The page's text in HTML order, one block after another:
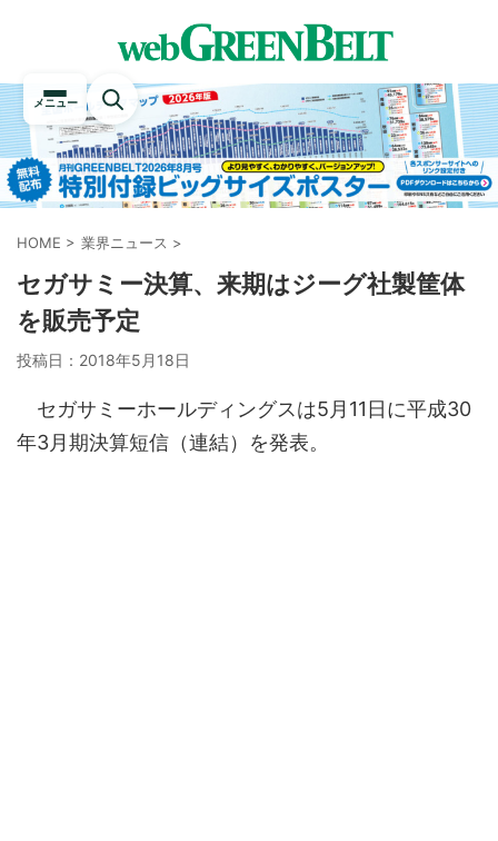
メニュー
HOME > 業界ニュース >
セガサミー決算、来期はジーグ社製筐体
を販売予定
投稿日： 2018年5月18日
セガサミーホールディングスは5月11日に平成30
年3月期決算短信（連結）を発表。